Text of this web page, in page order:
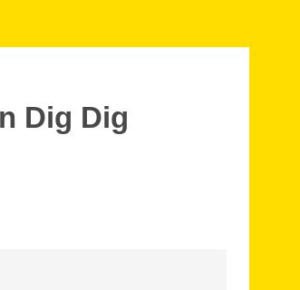
Dig Dig